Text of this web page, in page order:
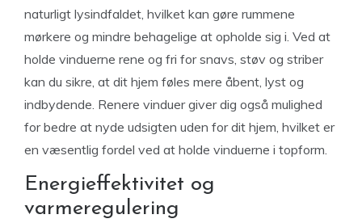
naturligt lysindfaldet, hvilket kan gøre rummene
mørkere og mindre behagelige at opholde sig i. Ved at
holde vinduerne rene og fri for snavs, støv og striber
kan du sikre, at dit hjem føles mere åbent, lyst og
indbydende. Renere vinduer giver dig også mulighed
for bedre at nyde udsigten uden for dit hjem, hvilket er
en væsentlig fordel ved at holde vinduerne i topform.
Energieffektivitet og
varmeregulering